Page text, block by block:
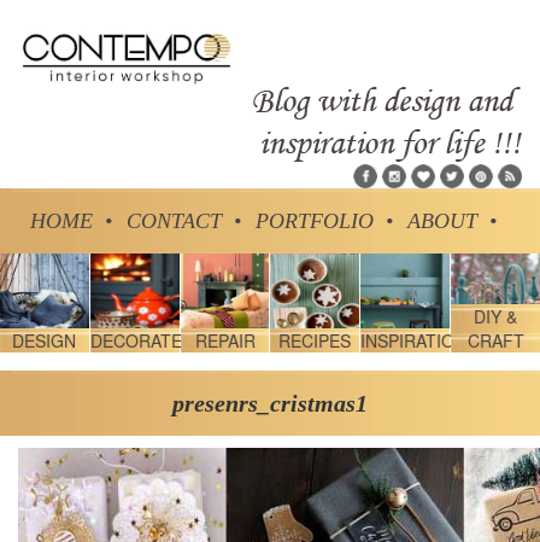
HOME • CONTACT • PORTFOLIO • ABOUT •
DESIGN DECORATE REPAIR RECIPES INSPIRATION
DIY &
CRAFT
presenrs_cristmas1